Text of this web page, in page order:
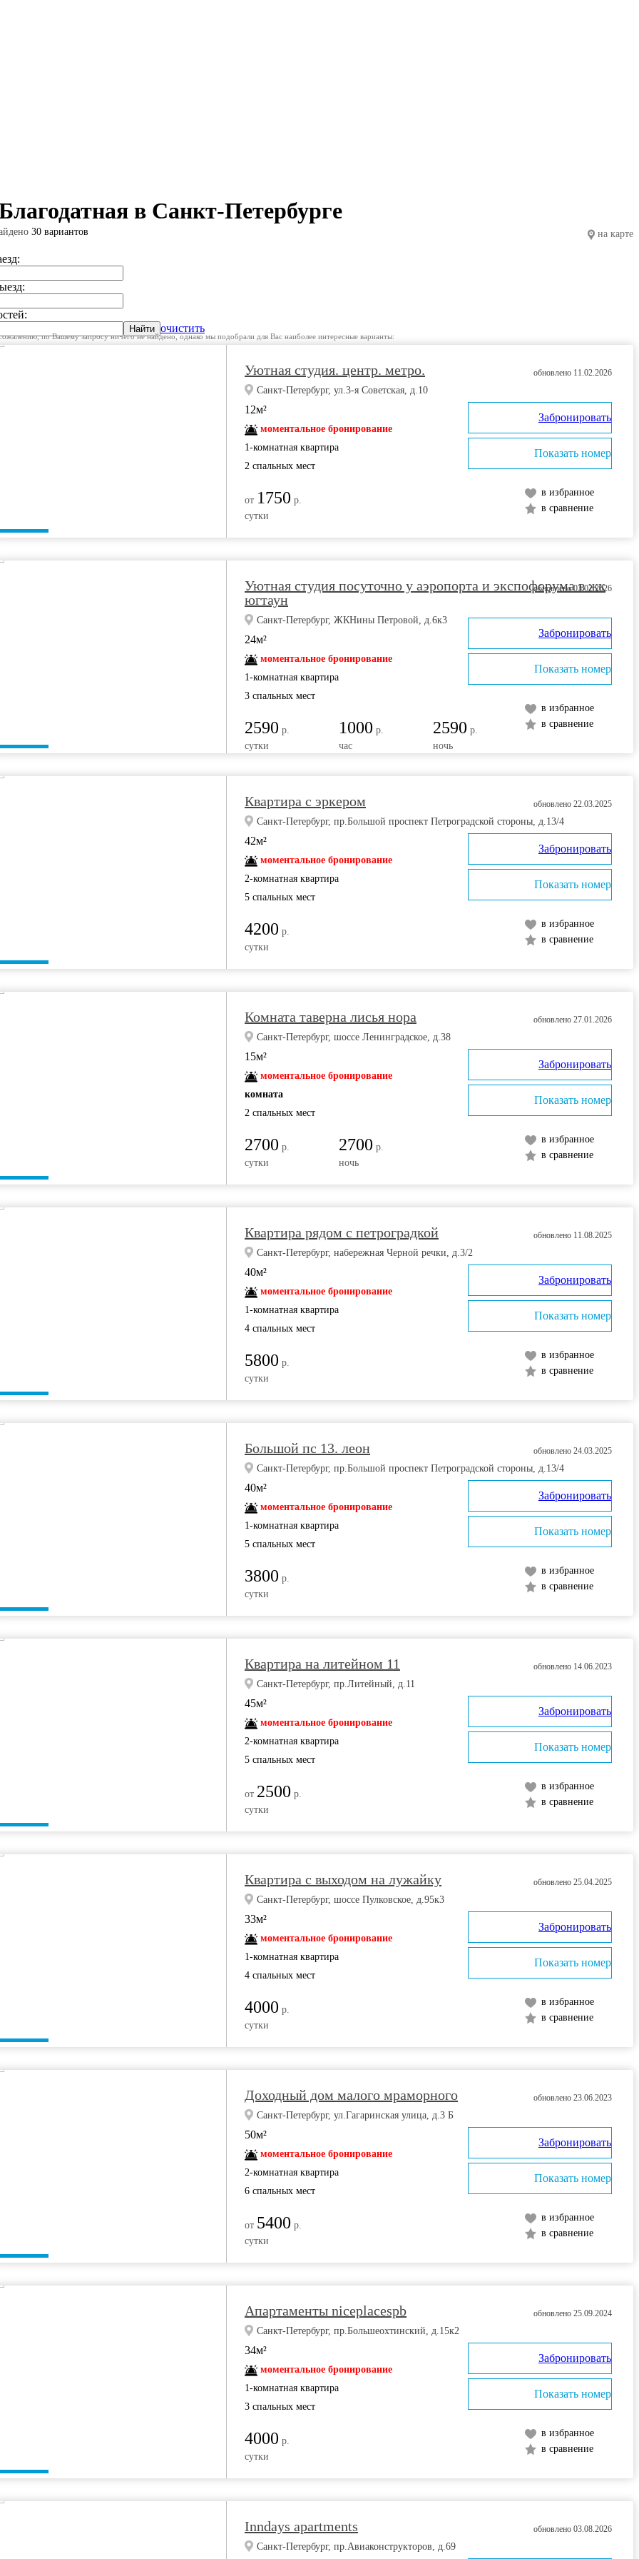
в Санкт-Петербурге
Найти очистить
на карте
30 вариантов
по Вашему запросу ничего не найдено, однако мы подобрали для Вас наиболее интересные варианты:
Уютная студия. центр. метро.
Санкт-Петербург, ул.3-я Советская, д.10
12м²
моментальное бронирование
1-комнатная квартира
2 спальных мест
от 1750 р.
сутки
обновлено 11.02.2026
в избранное
в сравнение
Забронировать
Показать номер
Уютная студия посуточно у аэропорта и экспофорума в жк
югтаун
Санкт-Петербург, ЖКНины Петровой, д.6к3
24м²
моментальное бронирование
1-комнатная квартира
3 спальных мест
2590 р.
сутки
1000 р.
час
2590 р.
ночь
обновлено 03.02.2026
в избранное
в сравнение
Забронировать
Показать номер
Квартира с эркером
Санкт-Петербург, пр.Большой проспект Петроградской стороны, д.13/4
42м²
моментальное бронирование
2-комнатная квартира
5 спальных мест
4200 р.
сутки
обновлено 22.03.2025
в избранное
в сравнение
Забронировать
Показать номер
Комната таверна лисья нора
Санкт-Петербург, шоссе Ленинградское, д.38
15м²
моментальное бронирование
комната
2 спальных мест
2700 р.
сутки
2700 р.
ночь
обновлено 27.01.2026
в избранное
в сравнение
Забронировать
Показать номер
Квартира рядом с петроградкой
Санкт-Петербург, набережная Черной речки, д.3/2
40м²
моментальное бронирование
1-комнатная квартира
4 спальных мест
5800 р.
сутки
обновлено 11.08.2025
в избранное
в сравнение
Забронировать
Показать номер
Большой пс 13. леон
Санкт-Петербург, пр.Большой проспект Петроградской стороны, д.13/4
40м²
моментальное бронирование
1-комнатная квартира
5 спальных мест
3800 р.
сутки
обновлено 24.03.2025
в избранное
в сравнение
Забронировать
Показать номер
Квартира на литейном 11
Санкт-Петербург, пр.Литейный, д.11
45м²
моментальное бронирование
2-комнатная квартира
5 спальных мест
от 2500 р.
сутки
обновлено 14.06.2023
в избранное
в сравнение
Забронировать
Показать номер
Квартира с выходом на лужайку
Санкт-Петербург, шоссе Пулковское, д.95к3
33м²
моментальное бронирование
1-комнатная квартира
4 спальных мест
4000 р.
сутки
обновлено 25.04.2025
в избранное
в сравнение
Забронировать
Показать номер
Доходный дом малого мраморного
Санкт-Петербург, ул.Гагаринская улица, д.3 Б
50м²
моментальное бронирование
2-комнатная квартира
6 спальных мест
от 5400 р.
сутки
обновлено 23.06.2023
в избранное
в сравнение
Забронировать
Показать номер
Апартаменты niceplacespb
Санкт-Петербург, пр.Большеохтинский, д.15к2
34м²
моментальное бронирование
1-комнатная квартира
3 спальных мест
4000 р.
сутки
обновлено 25.09.2024
в избранное
в сравнение
Забронировать
Показать номер
Inndays apartments
Санкт-Петербург, пр.Авиаконструкторов, д.69
обновлено 03.08.2026